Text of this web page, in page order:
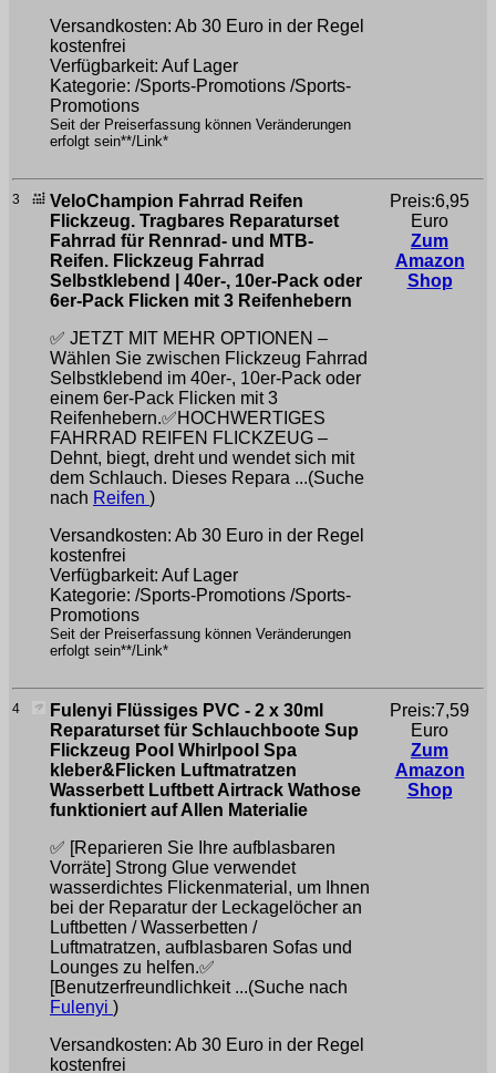
Versandkosten: Ab 30 Euro in der Regel
kostenfrei
Verfügbarkeit: Auf Lager
Kategorie: /Sports-Promotions /Sports-
Promotions
Seit der Preiserfassung können Veränderungen
erfolgt sein**/Link*
3
VeloChampion Fahrrad Reifen
Flickzeug. Tragbares Reparaturset
Fahrrad für Rennrad- und MTB-
Reifen. Flickzeug Fahrrad
Selbstklebend | 40er-, 10er-Pack oder
6er-Pack Flicken mit 3 Reifenhebern
✅ JETZT MIT MEHR OPTIONEN –
Wählen Sie zwischen Flickzeug Fahrrad
Selbstklebend im 40er-, 10er-Pack oder
einem 6er-Pack Flicken mit 3
Reifenhebern.✅HOCHWERTIGES
FAHRRAD REIFEN FLICKZEUG –
Dehnt, biegt, dreht und wendet sich mit
dem Schlauch. Dieses Repara ...(Suche
nach Reifen )
Versandkosten: Ab 30 Euro in der Regel
kostenfrei
Verfügbarkeit: Auf Lager
Kategorie: /Sports-Promotions /Sports-
Promotions
Seit der Preiserfassung können Veränderungen
erfolgt sein**/Link*
Preis:6,95
Euro
Zum
Amazon
Shop
4
Fulenyi Flüssiges PVC - 2 x 30ml
Reparaturset für Schlauchboote Sup
Flickzeug Pool Whirlpool Spa
kleber&Flicken Luftmatratzen
Wasserbett Luftbett Airtrack Wathose
funktioniert auf Allen Materialie
✅ [Reparieren Sie Ihre aufblasbaren
Vorräte] Strong Glue verwendet
wasserdichtes Flickenmaterial, um Ihnen
bei der Reparatur der Leckagelöcher an
Luftbetten / Wasserbetten /
Luftmatratzen, aufblasbaren Sofas und
Lounges zu helfen.✅
[Benutzerfreundlichkeit ...(Suche nach
Fulenyi )
Versandkosten: Ab 30 Euro in der Regel
kostenfrei
Preis:7,59
Euro
Zum
Amazon
Shop